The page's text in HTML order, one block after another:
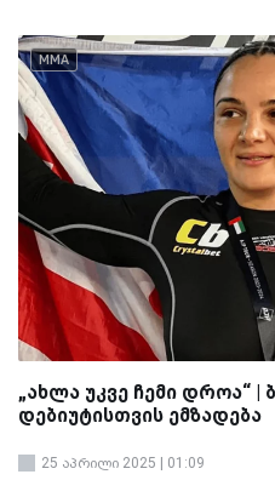
MMA
„ახლა უკვე ჩემი დროა“ |
დებიუტისთვის ემზადება
25 აპრილი 2025 | 01:09